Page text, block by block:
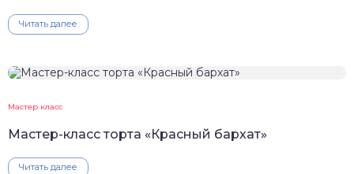
Читать далее
Мастер класс
Мастер-класс торта «Красный бархат»
Читать далее